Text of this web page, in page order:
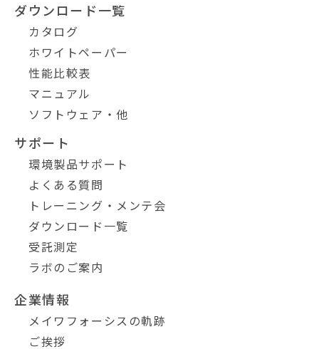
ダウンロード一覧
カタログ
ホワイトペーパー
性能比較表
マニュアル
ソフトウェア・他
サポート
環境製品サポート
よくある質問
トレーニング・メンテ会
ダウンロード一覧
受託測定
ラボのご案内
企業情報
メイワフォーシスの軌跡
ご挨拶